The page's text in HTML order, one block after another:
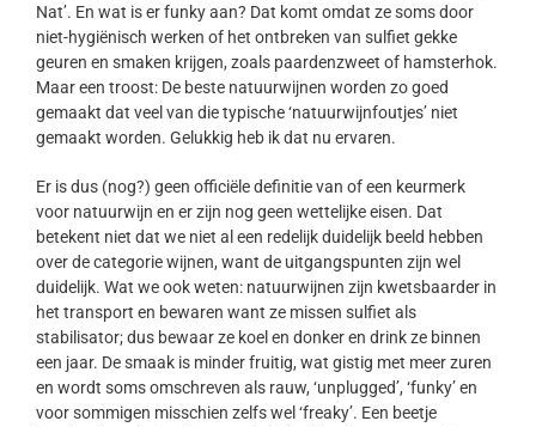
Nat’. En wat is er funky aan? Dat komt omdat ze soms door
niet-hygiënisch werken of het ontbreken van sulfiet gekke
geuren en smaken krijgen, zoals paardenzweet of hamsterhok.
Maar een troost: De beste natuurwijnen worden zo goed
gemaakt dat veel van die typische ‘natuurwijnfoutjes’ niet
gemaakt worden. Gelukkig heb ik dat nu ervaren.
Er is dus (nog?) geen officiële definitie van of een keurmerk
voor natuurwijn en er zijn nog geen wettelijke eisen. Dat
betekent niet dat we niet al een redelijk duidelijk beeld hebben
over de categorie wijnen, want de uitgangspunten zijn wel
duidelijk. Wat we ook weten: natuurwijnen zijn kwetsbaarder in
het transport en bewaren want ze missen sulfiet als
stabilisator; dus bewaar ze koel en donker en drink ze binnen
een jaar. De smaak is minder fruitig, wat gistig met meer zuren
en wordt soms omschreven als rauw, ‘unplugged’, ‘funky’ en
voor sommigen misschien zelfs wel ‘freaky’. Een beetje